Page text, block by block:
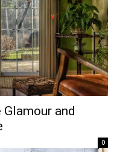
Glamour and
0